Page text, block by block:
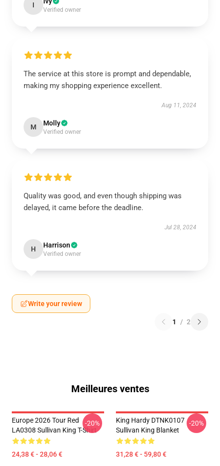
I
Verified owner
The service at this store is prompt and dependable,
making my shopping experience excellent.
Aug 11, 2024
M Molly
Verified owner
Quality was good, and even though shipping was
delayed, it came before the deadline.
Jul 28, 2024
H Harrison
Verified owner
Write your review
1 / 2
Meilleures ventes
Europe 2026 Tour Red
LA0308 Sullivan King T-Shirt
24,38 € - 28,06 €
-20%
King Hardy DTNK0107
Sullivan King Blanket
31,28 € - 59,80 €
-20%